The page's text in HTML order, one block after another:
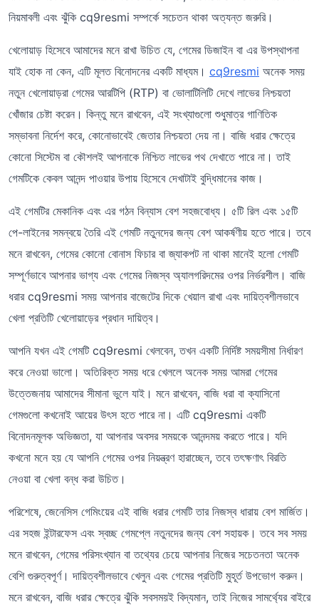
নিয়মাবলী এবং ঝুঁকি cq9resmi সম্পর্কে সচেতন থাকা অত্যন্ত জরুরি।
খেলোয়াড় হিসেবে আমাদের মনে রাখা উচিত যে, গেমের ডিজাইন বা এর উপস্থাপনা
যাই হোক না কেন, এটি মূলত বিনোদনের একটি মাধ্যম। cq9resmi অনেক সময়
নতুন খেলোয়াড়রা গেমের আরটিপি (RTP) বা ভোলাটিলিটি দেখে লাভের নিশ্চয়তা
খোঁজার চেষ্টা করেন। কিন্তু মনে রাখবেন, এই সংখ্যাগুলো শুধুমাত্র গাণিতিক
সম্ভাবনা নির্দেশ করে, কোনোভাবেই জেতার নিশ্চয়তা দেয় না। বাজি ধরার ক্ষেত্রে
কোনো সিস্টেম বা কৌশলই আপনাকে নিশ্চিত লাভের পথ দেখাতে পারে না। তাই
গেমটিকে কেবল আনন্দ পাওয়ার উপায় হিসেবে দেখাটাই বুদ্ধিমানের কাজ।
এই গেমটির মেকানিক এবং এর গঠন বিন্যাস বেশ সহজবোধ্য। ৫টি রিল এবং ১৫টি
পে-লাইনের সমন্বয়ে তৈরি এই গেমটি নতুনদের জন্য বেশ আকর্ষণীয় হতে পারে। তবে
মনে রাখবেন, গেমের কোনো বোনাস ফিচার বা জ্যাকপট না থাকা মানেই হলো গেমটি
সম্পূর্ণভাবে আপনার ভাগ্য এবং গেমের নিজস্ব অ্যালগরিদমের ওপর নির্ভরশীল। বাজি
ধরার cq9resmi সময় আপনার বাজেটের দিকে খেয়াল রাখা এবং দায়িত্বশীলভাবে
খেলা প্রতিটি খেলোয়াড়ের প্রধান দায়িত্ব।
আপনি যখন এই গেমটি cq9resmi খেলবেন, তখন একটি নির্দিষ্ট সময়সীমা নির্ধারণ
করে নেওয়া ভালো। অতিরিক্ত সময় ধরে খেললে অনেক সময় আমরা গেমের
উত্তেজনায় আমাদের সীমানা ভুলে যাই। মনে রাখবেন, বাজি ধরা বা ক্যাসিনো
গেমগুলো কখনোই আয়ের উৎস হতে পারে না। এটি cq9resmi একটি
বিনোদনমূলক অভিজ্ঞতা, যা আপনার অবসর সময়কে আনন্দময় করতে পারে। যদি
কখনো মনে হয় যে আপনি গেমের ওপর নিয়ন্ত্রণ হারাচ্ছেন, তবে তৎক্ষণাৎ বিরতি
নেওয়া বা খেলা বন্ধ করা উচিত।
পরিশেষে, জেনেসিস গেমিংয়ের এই বাজি ধরার গেমটি তার নিজস্ব ধারায় বেশ মার্জিত।
এর সহজ ইন্টারফেস এবং স্বচ্ছ গেমপ্লে নতুনদের জন্য বেশ সহায়ক। তবে সব সময়
মনে রাখবেন, গেমের পরিসংখ্যান বা তথ্যের চেয়ে আপনার নিজের সচেতনতা অনেক
বেশি গুরুত্বপূর্ণ। দায়িত্বশীলভাবে খেলুন এবং গেমের প্রতিটি মুহূর্ত উপভোগ করুন।
মনে রাখবেন, বাজি ধরার ক্ষেত্রে ঝুঁকি সবসময়ই বিদ্যমান, তাই নিজের সামর্থ্যের বাইরে